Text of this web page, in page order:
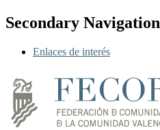
Secondary Navigation
Enlaces de interés